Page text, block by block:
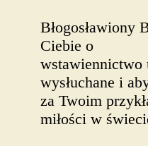
Błogosławiony
Ciebie o
wstawiennictwo
wysłuchane i
za Twoim
miłości w